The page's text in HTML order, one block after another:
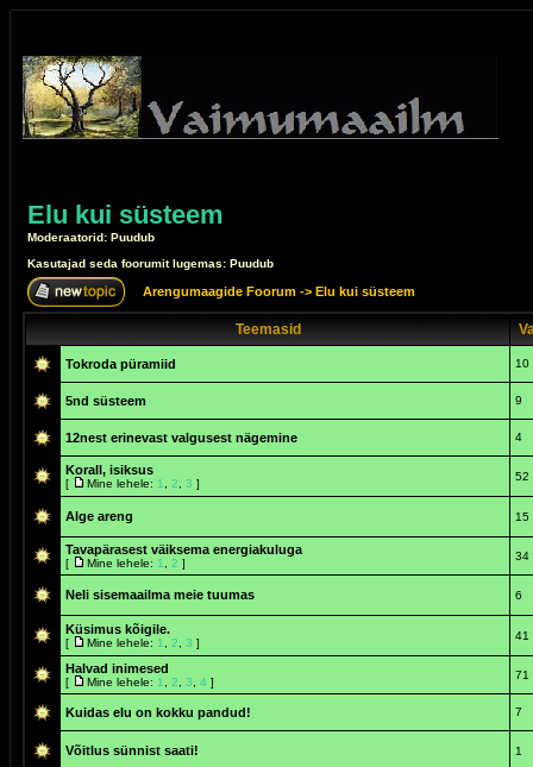
Elu kui süsteem
Moderaatorid: Puudub
Kasutajad seda foorumit lugemas: Puudub
Arengumaagide Foorum -> Elu kui süsteem
Teemasid
Tokroda püramiid 10
5nd süsteem 9
12nest erinevast valgusest nägemine 4
Korall, isiksus
[ Mine lehele: 1 2 3 ]
52
Alge areng 15
Tavapärasest väiksema energiakuluga
[ Mine lehele: 1 2 ]
34
Neli sisemaailma meie tuumas 6
Küsimus kõigile.
[ Mine lehele: 1 2 3 ]
41
Halvad inimesed
[ Mine lehele: 1 2 3 4 ]
71
Kuidas elu on kokku pandud! 7
Võitlus sünnist saati! 1